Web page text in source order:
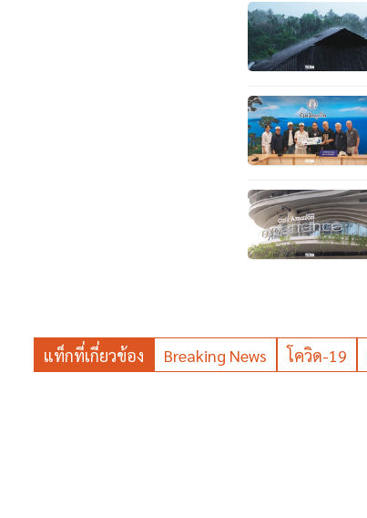
แท็กที่เกี่ยวข้อง Breaking News โควิด-19